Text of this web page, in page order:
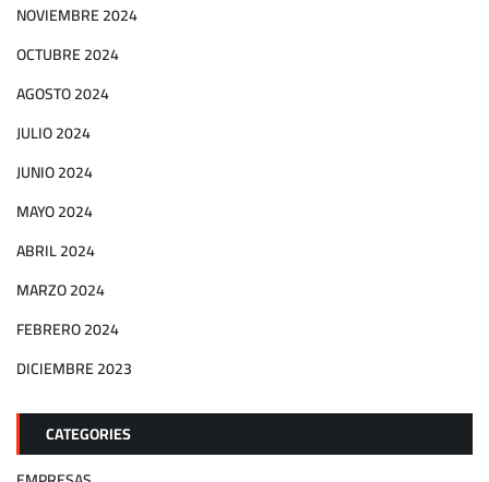
NOVIEMBRE 2024
OCTUBRE 2024
AGOSTO 2024
JULIO 2024
JUNIO 2024
MAYO 2024
ABRIL 2024
MARZO 2024
FEBRERO 2024
DICIEMBRE 2023
CATEGORIES